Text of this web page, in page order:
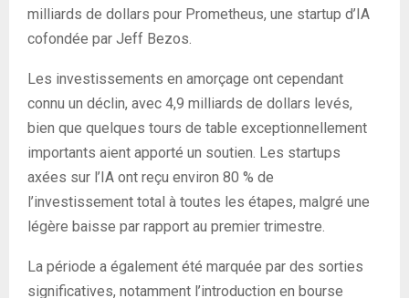
milliards de dollars pour Prometheus, une startup d’IA
cofondée par Jeff Bezos.
Les investissements en amorçage ont cependant
connu un déclin, avec 4,9 milliards de dollars levés,
bien que quelques tours de table exceptionnellement
importants aient apporté un soutien. Les startups
axées sur l’IA ont reçu environ 80 % de
l’investissement total à toutes les étapes, malgré une
légère baisse par rapport au premier trimestre.
La période a également été marquée par des sorties
significatives, notamment l’introduction en bourse